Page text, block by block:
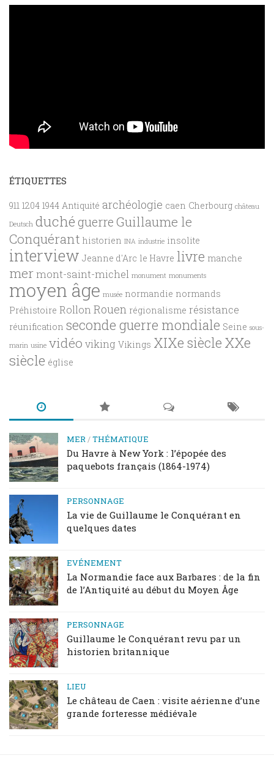
ÉTIQUETTES
911 1204 1944 Antiquité archéologie caen Cherbourg château
Deutsch duché guerreGuillaume le
Conquérant historien INA industrie insolite
interview Jeanne d'Arc le Havre livre manche
mermont-saint-michel monument monuments
moyen âge musée normandie normands
Préhistoire Rollon Rouen régionalisme résistance
réunification seconde guerre mondiale Seine sous-
marin usine vidéo viking Vikings XIXe siècle XXe
siècle église
MER/THÉMATIQUE
Du Havre à New York : l’épopée des
paquebots français (1864-1974)
PERSONNAGE
La vie de Guillaume le Conquérant en
quelques dates
EVÉNEMENT
La Normandie face aux Barbares : de la fin
de l’Antiquité au début du Moyen Âge
PERSONNAGE
Guillaume le Conquérant revu par un
historien britannique
LIEU
Le château de Caen : visite aérienne d’une
grande forteresse médiévale